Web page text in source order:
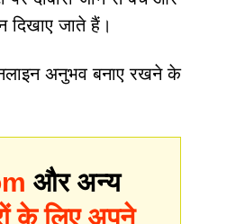
दिखाए जाते हैं।
अनुभव बनाए रखने के
और अन्य
के लिए अपने